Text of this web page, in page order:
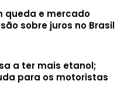
queda e mercado
sobre juros no Brasil
a ter mais etanol;
para os motoristas